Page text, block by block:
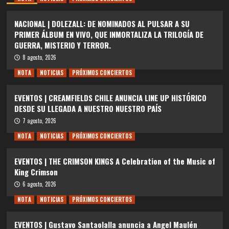
NACIONAL | DOLEZALL: DE NOMINADOS AL PULSAR A SU
PRIMER ÁLBUM EN VIVO, QUE INMORTALIZA LA TRILOGÍA DE
GUERRA, MISTERIO Y TERROR.
8 agosto, 2026
NOTA
NOTICIAS PRÓXIMOS CONCIERTOS
EVENTOS | CREAMFIELDS CHILE ANUNCIA LINE UP HISTÓRICO
DESDE SU LLEGADA A NUESTRO NUESTRO PAÍS
7 agosto, 2026
NOTA
NOTICIAS PRÓXIMOS CONCIERTOS
EVENTOS | THE CRIMSON KINGS A Celebration of the Music of
King Crimson
6 agosto, 2026
NOTA
NOTICIAS PRÓXIMOS CONCIERTOS
EVENTOS | Gustavo Santaolalla anuncia a Angel Maulén